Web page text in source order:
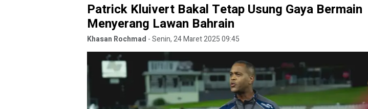
Patrick Kluivert Bakal Tetap Usung Gaya Bermain
Menyerang Lawan Bahrain
Khasan Rochmad -Senin, 24 Maret 2025 09:45